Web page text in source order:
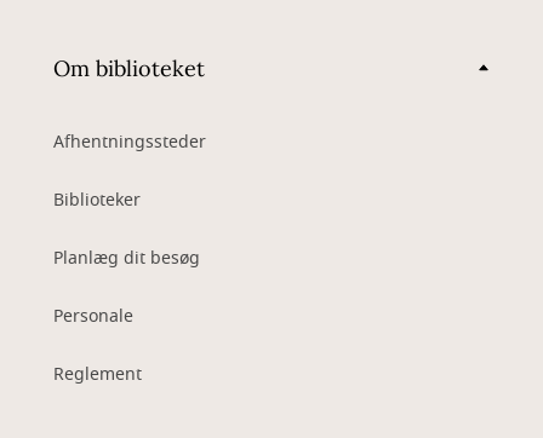
Om biblioteket
Afhentningssteder
Biblioteker
Planlæg dit besøg
Personale
Reglement